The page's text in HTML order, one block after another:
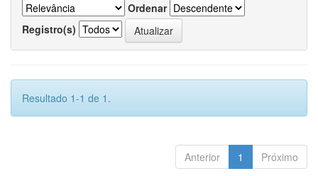
Ordenar
Registro(s)
Resultado 1-1 de 1.
Anterior 1 Próximo